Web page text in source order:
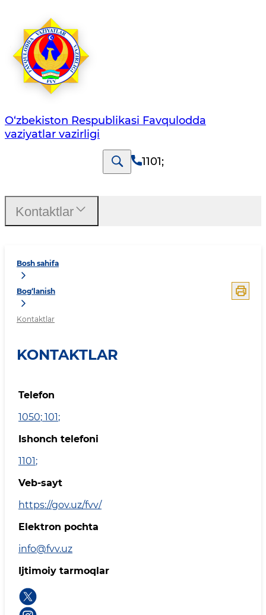
O‘zbеkistоn Rеspublikаsi Favqulodda
vaziyatlar vazirligi
1101;
Bosh sahifa
Bog‘lanish
Kontaktlar
KONTAKTLAR
Telefon
1050; 101;
Ishonch telefoni
1101;
Veb-sayt
https://gov.uz/fvv/
Elektron pochta
info@fvv.uz
Ijtimoiy tarmoqlar
Kontaktlar